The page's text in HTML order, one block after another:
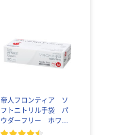
帝人フロンティア ソ
フトニトリル手袋 パ
ウダーフリー ホワイ
ト NBR-PF8W 1箱